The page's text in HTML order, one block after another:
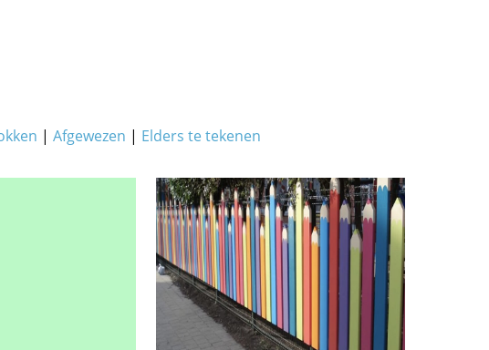
| Afgewezen | Elders te tekenen